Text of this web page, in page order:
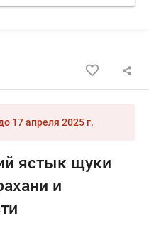
17 апреля 2025 г.
ястык щуки
и